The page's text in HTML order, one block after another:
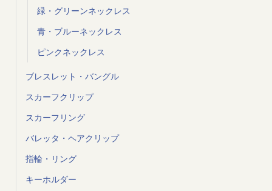
緑・グリーンネックレス
青・ブルーネックレス
ピンクネックレス
ブレスレット・バングル
スカーフクリップ
スカーフリング
バレッタ・ヘアクリップ
指輪・リング
キーホルダー